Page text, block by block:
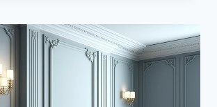
0565725648
تصاميم
عصرية
ولمسات
إبداعية
لمنزلك